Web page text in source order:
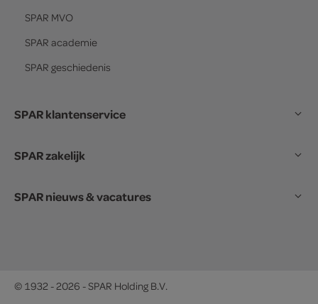
SPAR MVO
SPAR academie
SPAR geschiedenis
SPAR klantenservice
SPAR zakelijk
SPAR nieuws & vacatures
© 1932 - 2026 - SPAR Holding B.V.